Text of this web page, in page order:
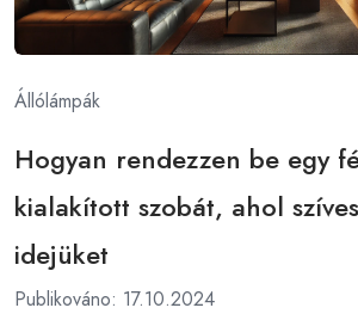
Állólámpák
Hogyan rendezzen be egy
kialakított szobát, ahol
idejüket
Publikováno: 17.10.2024